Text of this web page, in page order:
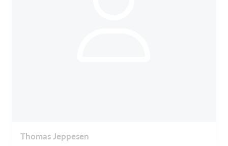
Thomas Jeppesen